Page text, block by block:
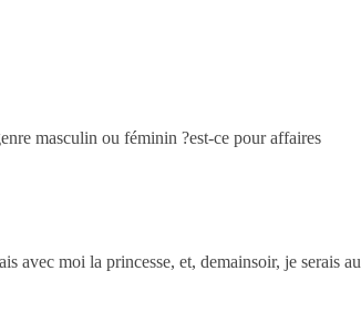
masculin ou féminin ?est-ce pour affaires
avec moi la princesse, et, demainsoir, je serais au